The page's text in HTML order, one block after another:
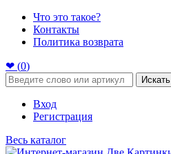
Что это такое?
Контакты
Политика возврата
❤ (0)
Искать
Вход
Регистрация
Весь каталог